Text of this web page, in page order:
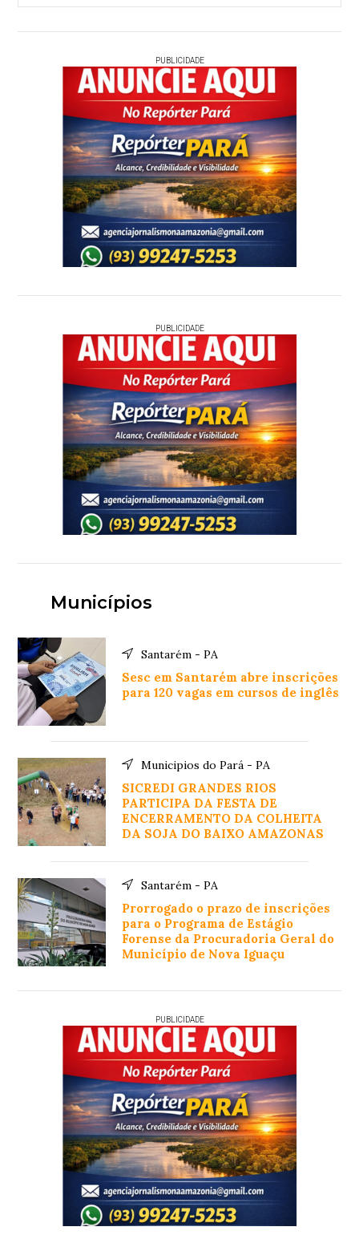
PUBLICIDADE
PUBLICIDADE
Municípios
Santarém - PA
Sesc em Santarém abre inscrições
para 120 vagas em cursos de inglês
Municipios do Pará - PA
SICREDI GRANDES RIOS
PARTICIPA DA FESTA DE
ENCERRAMENTO DA COLHEITA
DA SOJA DO BAIXO AMAZONAS
Santarém - PA
Prorrogado o prazo de inscrições
para o Programa de Estágio
Forense da Procuradoria Geral do
Município de Nova Iguaçu
PUBLICIDADE